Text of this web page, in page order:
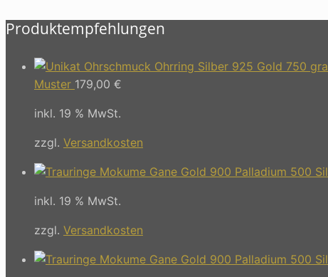
Produktempfehlungen
Muster 179,00 €
inkl. 19 % MwSt.
zzgl. Versandkosten
inkl. 19 % MwSt.
zzgl. Versandkosten